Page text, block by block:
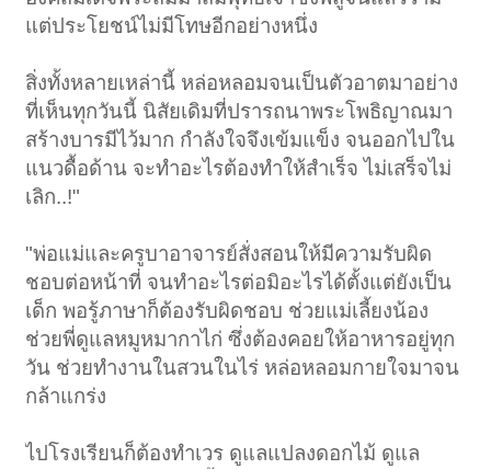
แต่ประโยชน์ไม่มีโทษอีกอย่างหนึ่ง
สิ่งทั้งหลายเหล่านี้ หล่อหลอมจนเป็นตัวอาตมาอย่าง
ที่เห็นทุกวันนี้ นิสัยเดิมที่ปรารถนาพระโพธิญาณมา
สร้างบารมีไว้มาก กำลังใจจึงเข้มแข็ง จนออกไปใน
แนวดื้อด้าน จะทำอะไรต้องทำให้สำเร็จ ไม่เสร็จไม่
เลิก..!"
"พ่อแม่และครูบาอาจารย์สั่งสอนให้มีความรับผิด
ชอบต่อหน้าที่ จนทำอะไรต่อมิอะไรได้ตั้งแต่ยังเป็น
เด็ก พอรู้ภาษาก็ต้องรับผิดชอบ ช่วยแม่เลี้ยงน้อง
ช่วยพี่ดูแลหมูหมากาไก่ ซึ่งต้องคอยให้อาหารอยู่ทุก
วัน ช่วยทำงานในสวนในไร่ หล่อหลอมกายใจมาจน
กล้าแกร่ง
ไปโรงเรียนก็ต้องทำเวร ดูแลแปลงดอกไม้ ดูแล